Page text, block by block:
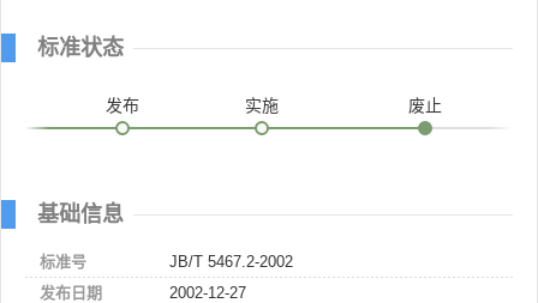
标准状态
发布 实施 废止
基础信息
标准号
JB/T 5467.2-2002
发布日期
2002-12-27